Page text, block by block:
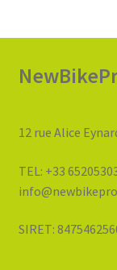
12 rue Alice
TEL: +33
SIRET: